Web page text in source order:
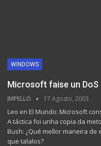
WINDOWS
Microsoft faise un DoS
JMPELLO 17 Agosto, 2003
Leo en El Mundo: Microsoft
A táctica foi unha copia da
Bush: ¿Qué mellor maneira
que talalos?